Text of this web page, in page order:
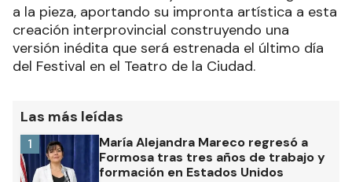
a la pieza, aportando su impronta artística a esta
creación interprovincial construyendo una
versión inédita que será estrenada el último día
del Festival en el Teatro de la Ciudad.
Las más leídas
María Alejandra Mareco regresó a
Formosa tras tres años de trabajo y
formación en Estados Unidos
1